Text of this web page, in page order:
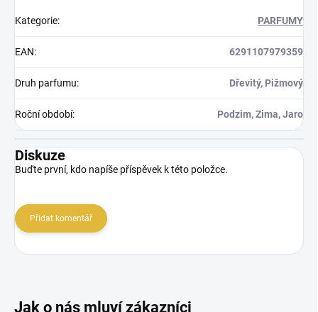
Kategorie: PARFUMY
EAN: 6291107979359
Druh parfumu: Dřevitý, Pižmový
Roční období: Podzim, Zima, Jaro
Diskuze
Buďte první, kdo napíše příspěvek k této položce.
Přidat komentář